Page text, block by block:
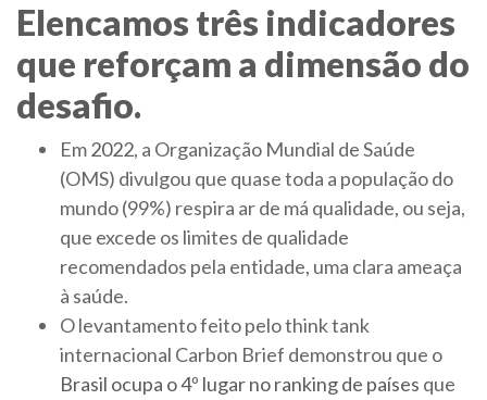
Elencamos três indicadores
que reforçam a dimensão do
desafio.
​​​Em2022, a Organização Mundial de Saúde
(OMS) divulgou que quase toda a população do
mundo (99%) respira ar de má qualidade, ou seja,
que excede os limites de qualidade
recomendados pela entidade, uma clara ameaça
à saúde.
​​​O levantamento feito pelo think tank
internacional Carbon Brief demonstrou que o
Brasil ocupa o 4º lugar no ranking de países que